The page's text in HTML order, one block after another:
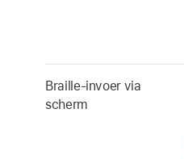
Braille-invoer via
scherm